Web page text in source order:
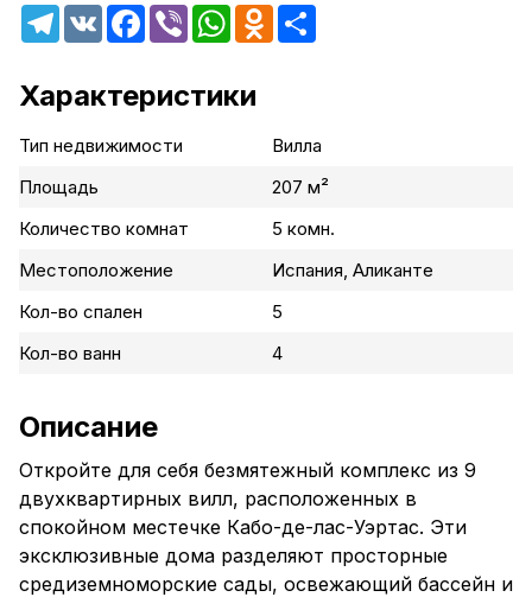
Telegram
VK Facebook
Viber WhatsAppOdnoklassniki
Характеристики
Тип недвижимости
Вилла
Площадь
207 м²
Количество комнат
5 комн.
Местоположение
Испания, Аликанте
Кол-во спален
5
Кол-во ванн
4
Описание
Откройте для себя безмятежный комплекс из 9
двухквартирных вилл, расположенных в
спокойном местечке Кабо-де-лас-Уэртас. Эти
эксклюзивные дома разделяют просторные
средиземноморские сады, освежающий бассейн и